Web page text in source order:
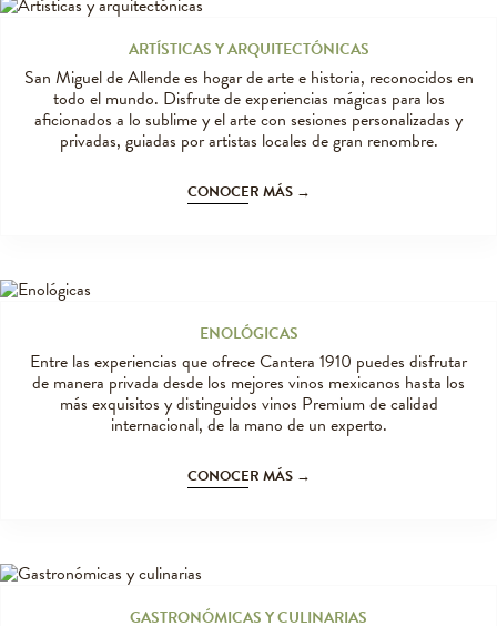
ARTÍSTICAS Y ARQUITECTÓNICAS
San Miguel de Allende es hogar de arte e historia, reconocidos en
todo el mundo. Disfrute de experiencias mágicas para los
aficionados a lo sublime y el arte con sesiones personalizadas y
privadas, guiadas por artistas locales de gran renombre.
CONOCER MÁS →
ENOLÓGICAS
Entre las experiencias que ofrece Cantera 1910 puedes disfrutar
de manera privada desde los mejores vinos mexicanos hasta los
más exquisitos y distinguidos vinos Premium de calidad
internacional, de la mano de un experto.
CONOCER MÁS →
GASTRONÓMICAS Y CULINARIAS